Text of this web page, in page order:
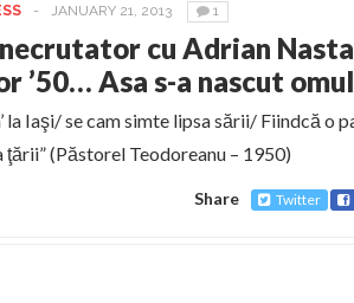
- JANUARY 21, 2013 1
cu Adrian
’50… Asa s-a nascut
la Iaşi/ se cam simte lipsa sării/ Fiindcă o
ţării” (Păstorel Teodoreanu – 1950)
Share Twitter